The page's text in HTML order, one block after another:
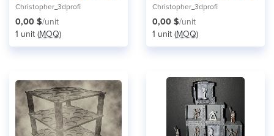
Wahammer 40k tabletop
Miniatures
Christopher_3dprofi
0,00 $/unit
1 unit (MOQ)
and sizes] for Crafting
Steampunk ,Mechanical
,Warhammer 40k theme
Christopher_3dprofi
0,00 $/unit
1 unit (MOQ)